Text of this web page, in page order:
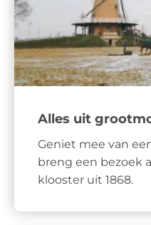
Alles uit
Geniet mee van
breng een bezoek
klooster uit 1868.